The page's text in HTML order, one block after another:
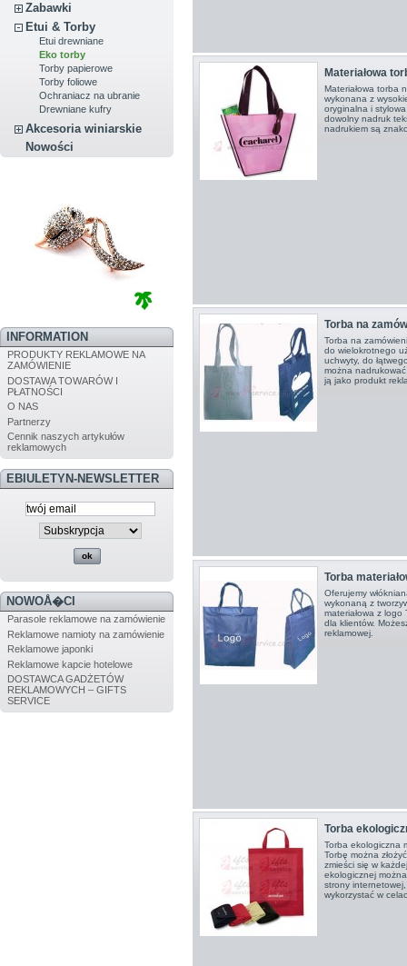
Zabawki
Etui & Torby
Etui drewniane
Eko torby
Torby papierowe
Torby foliowe
Ochraniacz na ubranie
Drewniane kufry
Akcesoria winiarskie
Nowości
INFORMATION
PRODUKTY REKLAMOWE NA
ZAMÓWIENIE
DOSTAWA TOWARÓW I
PŁATNOŚCI
O NAS
Partnerzy
Cennik naszych artykułów
reklamowych
EBIULETYN-NEWSLETTER
NOWOÅ�CI
Parasole reklamowe na zamówienie
Reklamowe namioty na zamówienie
Reklamowe japonki
Reklamowe kapcie hotelowe
DOSTAWCA GADŻETÓW
REKLAMOWYCH – GIFTS
SERVICE
Materiałowa
Materiałowa torba
wykonana z
oryginalna i
dowolny nadruk
nadrukiem są
Torba na
Torba na
do wielokrotnego
uchwyty, do
można
ją jako produkt
Torba
Oferujemy
wykonaną z
materiałowa z logo
dla klientów.
reklamowej.
Torba
Torba ekologiczna
Torbę można
zmieści się w
ekologicznej
strony
wykorzystać w